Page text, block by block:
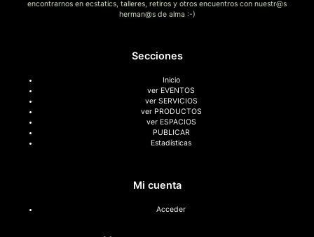
encontrarnos en ecstatics, talleres, retiros y otros encuentros con nuestr@s
herman@s de alma :-)
Secciones
Inicio
ver EVENTOS
ver SERVICIOS
ver PRODUCTOS
ver ESPACIOS
PUBLICAR
Estadísticas
Mi cuenta
Acceder